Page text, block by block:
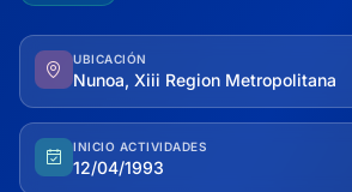
UBICACIÓN
Nunoa, Xiii Region Metropolitana
INICIO ACTIVIDADES
12/04/1993